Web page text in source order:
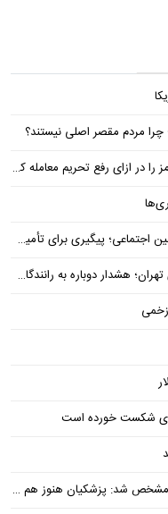
مردم مقصر اصلی نیستند؟
در ازای رفع تحریم معامله کنیم
برای تأمین منابع ادامه دارد
شکست خورده است
هم متوجه نشده است چرا همتی استیضاح شد!